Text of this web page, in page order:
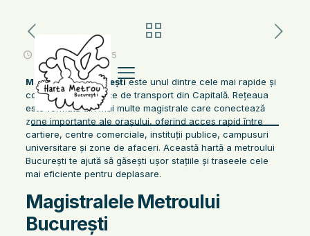
noiembrie 13, 2025
Metroul din Bucureștieste unul dintre cele mai rapide și
convenabile mijloace de transport din Capitală. Rețeaua
este formată din mai multe magistrale care conectează
zone importante ale orașului, oferind acces rapid între
cartiere, centre comerciale, instituții publice, campusuri
universitare și zone de afaceri. Această hartă a metroului
București te ajută să găsești ușor stațiile și traseele cele
mai eficiente pentru deplasare.
Magistralele Metroului
București